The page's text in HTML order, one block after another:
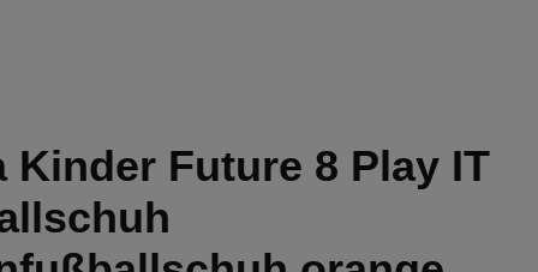
Kinder Future 8 Play IT